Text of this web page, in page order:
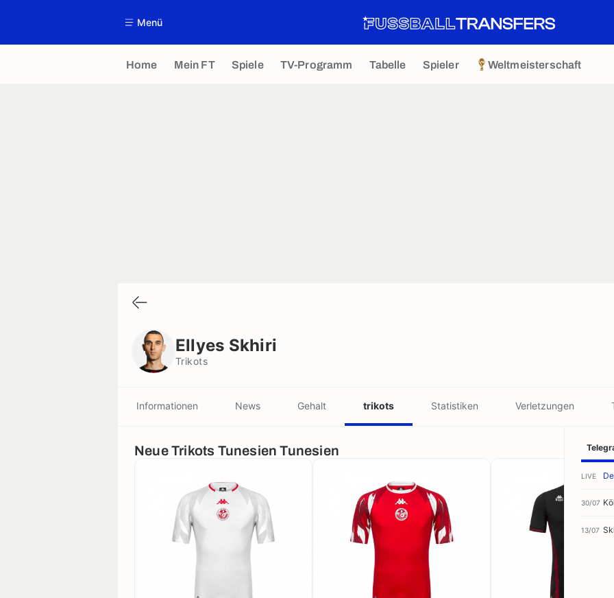
Menü
Home Mein FT Spiele TV-Programm Tabelle Spieler Weltmeisterschaft
Ellyes Skhiri
Trikots
Informationen News Gehalt trikots Statistiken Verletzungen
Neue Trikots Tunesien Tunesien
LIVE
30/07
13/07